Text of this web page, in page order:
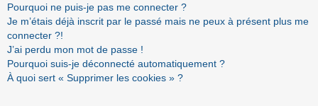
Pourquoi ne puis-je pas me connecter ?
Je m’étais déjà inscrit par le passé mais ne peux à présent plus me
connecter ?!
J’ai perdu mon mot de passe !
Pourquoi suis-je déconnecté automatiquement ?
À quoi sert « Supprimer les cookies » ?